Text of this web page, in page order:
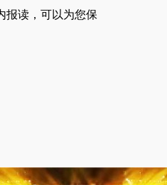
报读，可以为您保